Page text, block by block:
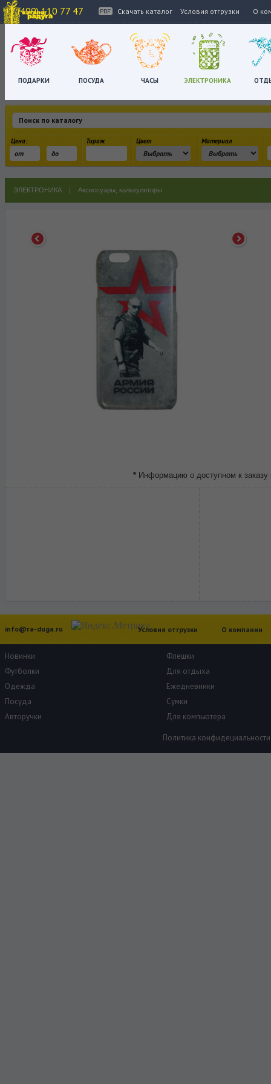
+7 (499) 110 77 47 Скачать каталог Условия отгрузки О
ПОДАРКИ ПОСУДА ЧАСЫ ЭЛЕКТРОНИКА
Цена: Тираж Цвет Материал
ЭЛЕКТРОНИКА | Аксессуары, калькуляторы
* Информацию о доступном к заказу
info@ra-duga.ru Условия отгрузки О компании
Новинки
Флешки
Футболки
Для отдыха
Одежда
Ежедневники
Посуда
Сумки
Авторучки
Для компьютера
Политика конфидециальности